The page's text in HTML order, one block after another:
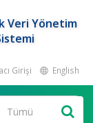
Veri Yönetim
Girişi English